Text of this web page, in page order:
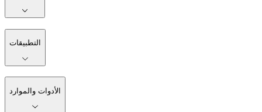
التطبيقات
الأدوات والموارد